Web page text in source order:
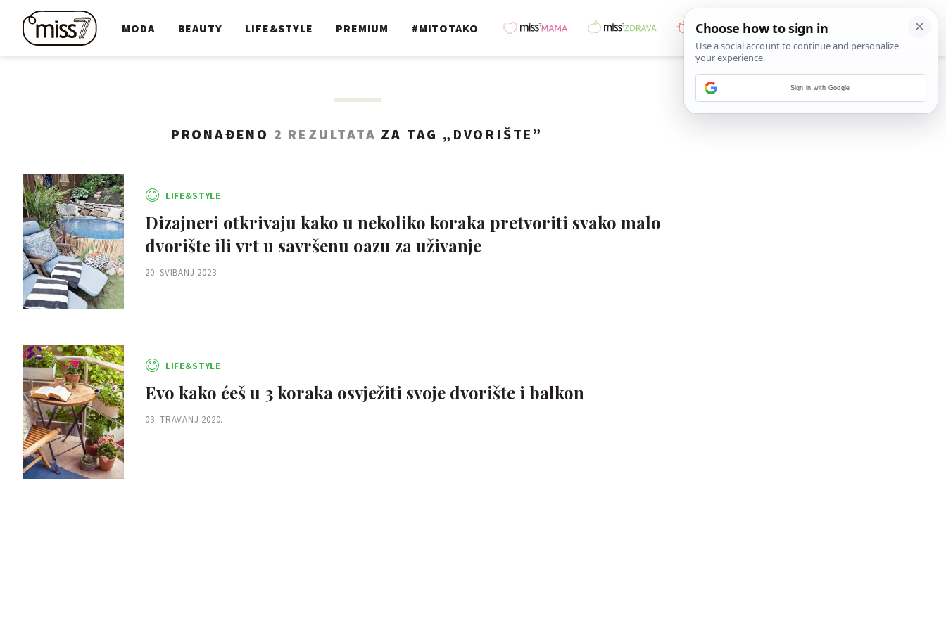
MODA BEAUTY LIFE&STYLE PREMIUM #MITOTAKO
PRONAĐENO 2 REZULTATA ZA TAG „ DVORIŠTE ”
LIFE&STYLE
Dizajneri otkrivaju kako u nekoliko koraka pretvoriti svako malo
dvorište ili vrt u savršenu oazu za uživanje
20. SVIBANJ 2023.
LIFE&STYLE
Evo kako ćeš u 3 koraka osvježiti svoje dvorište i balkon
03. TRAVANJ 2020.
Sign in with Google